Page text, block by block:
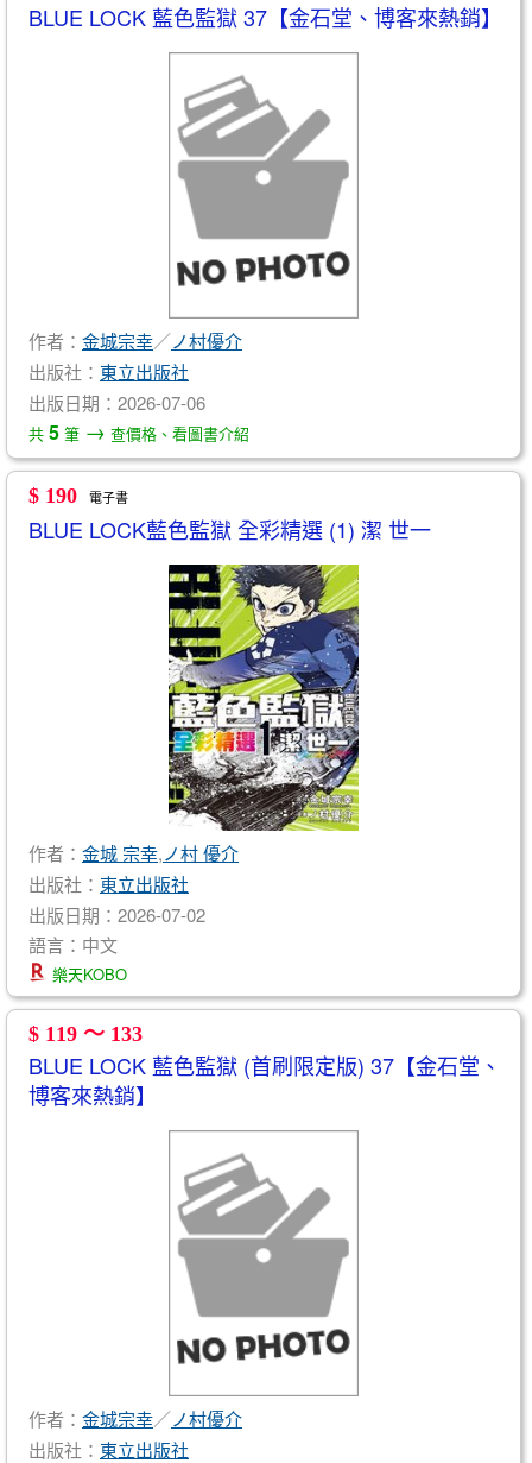
BLUE LOCK 藍色監獄 37【金石堂、博客來熱銷】
作者： 金城宗幸／ノ村優介
出版社： 東立出版社
出版日期：2026-07-06
共 5 筆 → 查價格、看圖書介紹
$ 190 電子書
BLUE LOCK藍色監獄 全彩精選 (1) 潔 世一
作者： 金城 宗幸,ノ村 優介
出版社： 東立出版社
出版日期：2026-07-02
語言：中文
樂天KOBO
$ 119 ～ 133
BLUE LOCK 藍色監獄 (首刷限定版) 37【金石堂、
博客來熱銷】
作者： 金城宗幸／ノ村優介
出版社： 東立出版社